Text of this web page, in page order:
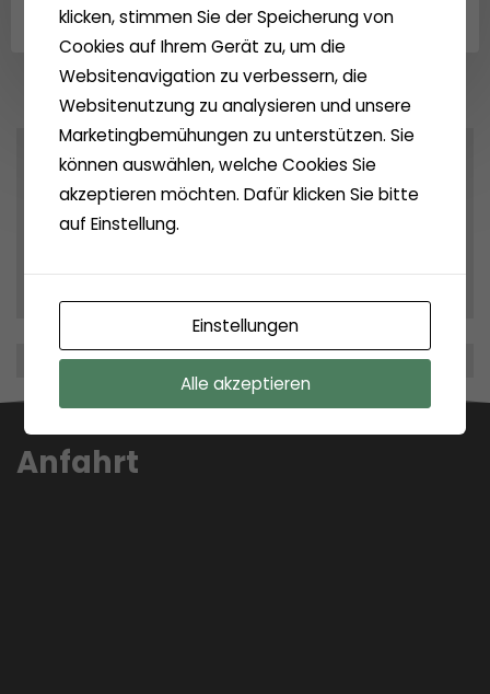
Archives
Archiv
Anfahrt
klicken, stimmen Sie der Speicherung von
Cookies auf Ihrem Gerät zu, um die
Websitenavigation zu verbessern, die
Websitenutzung zu analysieren und unsere
Marketingbemühungen zu unterstützen. Sie
können auswählen, welche Cookies Sie
akzeptieren möchten. Dafür klicken Sie bitte
auf Einstellung.
Einstellungen
Alle akzeptieren